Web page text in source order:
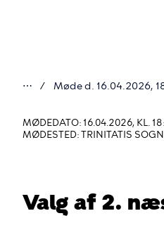
er
her
⋯ Møde d. 16.04.2026,
MØDEDATO: 16.04.2026, KL.
MØDESTED: TRINITATIS
Valg af 2.